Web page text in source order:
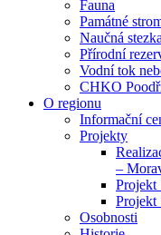
Fauna
Památné
Naučná stezka
Přírodní
Vodní tok
CHKO
O regionu
Informační
Projekty
–
Projekt
Projekt
Osobnosti